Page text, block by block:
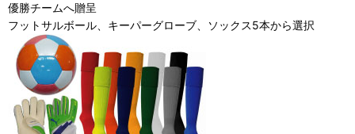
優勝チームへ贈呈
フットサルボール、キーパーグローブ、ソックス5本から選択